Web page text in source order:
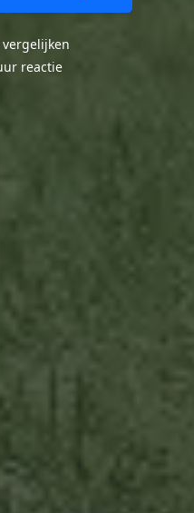
reactie